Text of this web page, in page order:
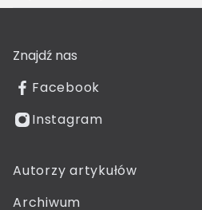
Znajdź nas
Facebook
Instagram
Autorzy artykułów
Archiwum